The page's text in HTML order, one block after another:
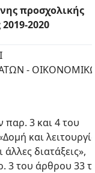
προσχολικής
2020
-
παρ. 3 και 4 του
και
διατάξεις»,
3 του άρθρου 33